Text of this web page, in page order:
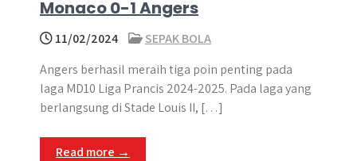
Monaco 0-1 Angers
11/02/2024
SEPAK BOLA
Angers berhasil meraih tiga poin penting pada
laga MD10 Liga Prancis 2024-2025. Pada laga yang
berlangsung di Stade Louis II, […]
Read more →